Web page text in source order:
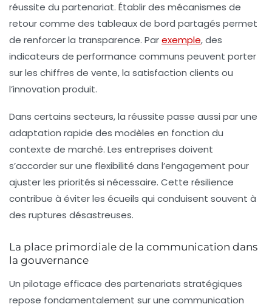
réussite du partenariat. Établir des mécanismes de
retour comme des tableaux de bord partagés permet
de renforcer la transparence. Parexemple, des
indicateurs de performance communs peuvent porter
sur les chiffres de vente, la satisfaction clients ou
l’innovation produit.
Dans certains secteurs, la réussite passe aussi par une
adaptation rapide des modèles en fonction du
contexte de marché. Les entreprises doivent
s’accorder sur une flexibilité dans l’engagement pour
ajuster les priorités si nécessaire. Cette résilience
contribue à éviter les écueils qui conduisent souvent à
des ruptures désastreuses.
La place primordiale de la communication dans
la gouvernance
Un pilotage efficace des partenariats stratégiques
repose fondamentalement sur une communication